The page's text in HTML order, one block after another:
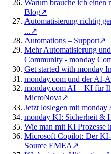
Warum brauche ich einen
Blog↗
Automatisierung richtig
...↗
Automations – Support↗
Mehr Automatisierung
Community - monday
Get started with monday
monday.com und der AI-
monday.com AI – KI für
MicroNova↗
Jetzt loslegen mit monday
monday KI: Sicherheit &
Wie man mit KI Prozesse
Microsoft Copilot: Der
Source EMEA ↗